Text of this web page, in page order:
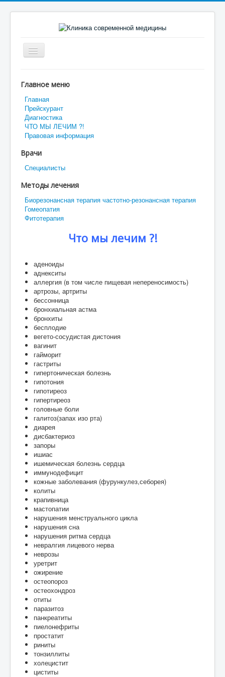
Включить/
выключить
Как готовиться к обследованию
Обследование с использованием ВРТ
Главное меню
Главная
Прейскурант
Диагностика
ЧТО МЫ ЛЕЧИМ ?!
Правовая информация
Врачи
Специалисты
Методы лечения
Биорезонансная терапия частотно-резонансная терапия
Гомеопатия
Фитотерапия
Что мы лечим ?!
аденоиды
аднекситы
аллергия (в том числе пищевая непереносимость)
артрозы, артриты
бессонница
бронхиальная астма
бронхиты
бесплодие
вегето-сосудистая дистония
вагинит
гайморит
гастриты
гипертоническая болезнь
гипотония
гипотиреоз
гипертиреоз
головные боли
галитоз(запах изо рта)
диарея
дисбактериоз
запоры
ишиас
ишемическая болезнь сердца
иммунодефицит
кожные заболевания (фурункулез,себорея)
колиты
крапивница
мастопатии
нарушения менструального цикла
нарушения сна
нарушения ритма сердца
невралгия лицевого нерва
неврозы
уретрит
ожирение
остеопороз
остеохондроз
отиты
паразитоз
панкреатиты
пиелонефриты
простатит
риниты
тонзиллиты
холецистит
циститы